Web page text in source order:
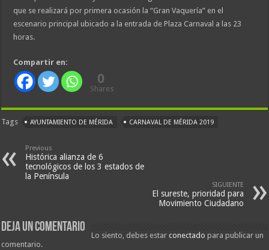
que se realizará por primera ocasión la “Gran Vaquería” en el
escenario principal ubicado a la entrada de Plaza Carnaval a las 23
horas.
Compartir en:
0
Shares
Tags AYUNTAMIENTO DE MÉRIDA CARNAVAL DE MÉRIDA 2019
Previous
Histórica alianza de 6
tecnológicos de los 3 estados de
la Península
SIGUIENTE
El sureste, prioridad para
Movimiento Ciudadano
Deja un comentario
Lo siento, debes estarconectado para publicar un
comentario.